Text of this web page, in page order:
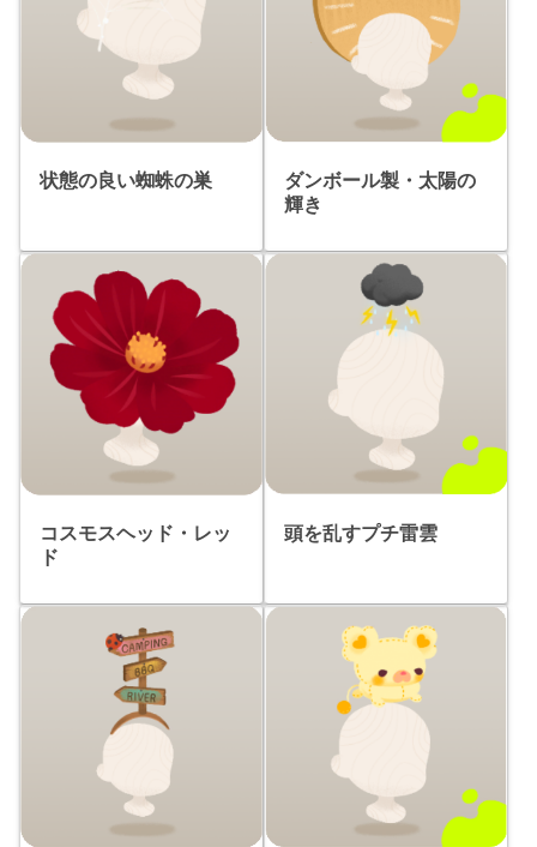
状態の良い蜘蛛の巣
ダンボール製・太陽の
輝き
コスモスヘッド・レッ
ド
頭を乱すプチ雷雲